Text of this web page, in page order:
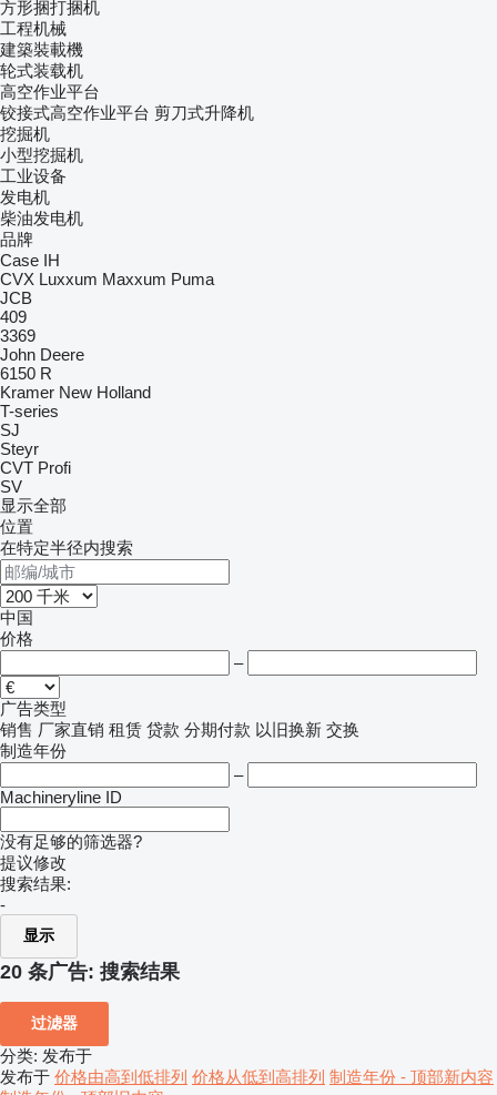
方形捆打捆机
工程机械
建築裝載機
轮式装载机
高空作业平台
铰接式高空作业平台 剪刀式升降机
挖掘机
小型挖掘机
工业设备
发电机
柴油发电机
品牌
Case IH
CVX Luxxum Maxxum Puma
JCB
409
3369
John Deere
6150 R
Kramer New Holland
T-series
SJ
Steyr
CVT Profi
SV
显示全部
位置
在特定半径内搜索
中国
价格
–
广告类型
销售 厂家直销 租赁 贷款 分期付款 以旧换新 交换
制造年份
–
Machineryline ID
没有足够的筛选器?
提议修改
搜索结果:
-
显示
20 条广告: 搜索结果
过滤器
分类: 发布于
发布于 价格由高到低排列 价格从低到高排列 制造年份 - 顶部新内容